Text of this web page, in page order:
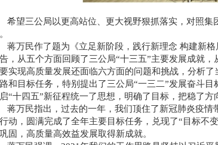
希望三公局以更高站位、更大视野狠抓落实，对照
蒋万民作了题为《立足新阶段，践行新理念 构建新
，从五个方面回顾了三公局“十三五”主要发展成就
实现高质量发展还面临六方面的问题和挑战，分析
和目标任务，特别提出了三公局“一三二”发展奋斗
“十四五”新征程统一了思想，明确了目标，把稳了方
蒋万民指出，过去的一年，我们顶住了新冠肺炎疫
动，圆满完成了全年主要目标任务，兑现了“目标不
固，高质量高效益发展取得新成就。